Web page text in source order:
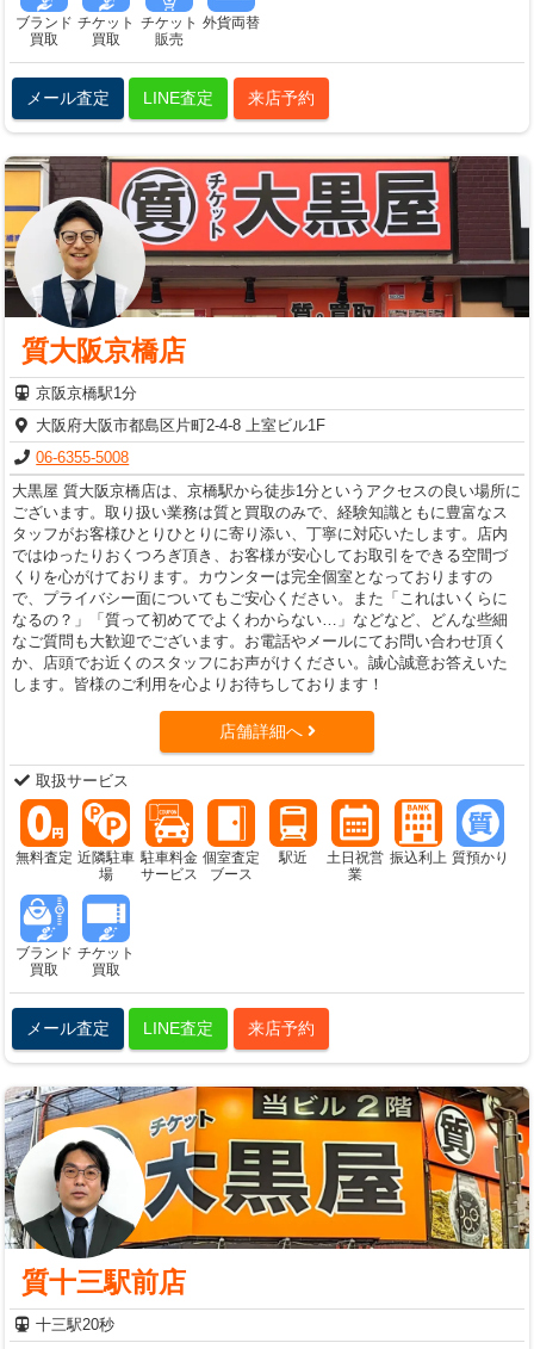
ブランド
買取
チケット
買取
チケット
販売
外貨両替
メール査定 LINE査定 来店予約
質大阪京橋店
京阪京橋駅1分
大阪府大阪市都島区片町2-4-8 上室ビル1F
06-6355-5008
大黒屋 質大阪京橋店は、京橋駅から徒歩1分というアクセスの良い場所に
ございます。取り扱い業務は質と買取のみで、経験知識ともに豊富なス
タッフがお客様ひとりひとりに寄り添い、丁寧に対応いたします。店内
ではゆったりおくつろぎ頂き、お客様が安心してお取引をできる空間づ
くりを心がけております。カウンターは完全個室となっておりますの
で、プライバシー面についてもご安心ください。また「これはいくらに
なるの？」「質って初めてでよくわからない…」などなど、どんな些細
なご質問も大歓迎でございます。お電話やメールにてお問い合わせ頂く
か、店頭でお近くのスタッフにお声がけください。誠心誠意お答えいた
します。皆様のご利用を心よりお待ちしております！
店舗詳細へ
取扱サービス
無料査定 近隣駐車
場
駐車料金
サービス
個室査定
ブース
駅近
土日祝営
業
振込利上 質預かり
ブランド
買取
チケット
買取
メール査定 LINE査定 来店予約
質十三駅前店
十三駅20秒